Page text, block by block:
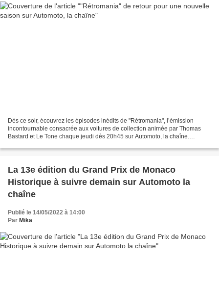
Dès ce soir, écouvrez les épisodes inédits de "Rétromania", l’émission
incontournable consacrée aux voitures de collection animée par Thomas
Bastard et Le Tone chaque jeudi dès 20h45 sur Automoto, la chaîne.
La 13e édition du Grand Prix de Monaco
Historique à suivre demain sur Automoto la
chaîne
Publié le 14/05/2022 à 14:00
Par Mika